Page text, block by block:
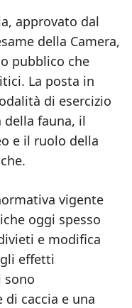
approvato dal
della Camera,
pubblico che
La posta in
di esercizio
fauna, il
e il ruolo della
vigente
oggi spesso
e modifica
effetti
sono
di caccia e una